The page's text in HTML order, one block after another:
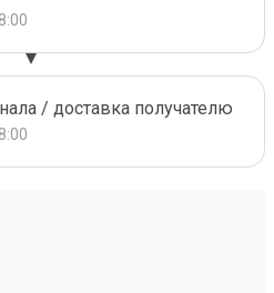
/ доставка получателю